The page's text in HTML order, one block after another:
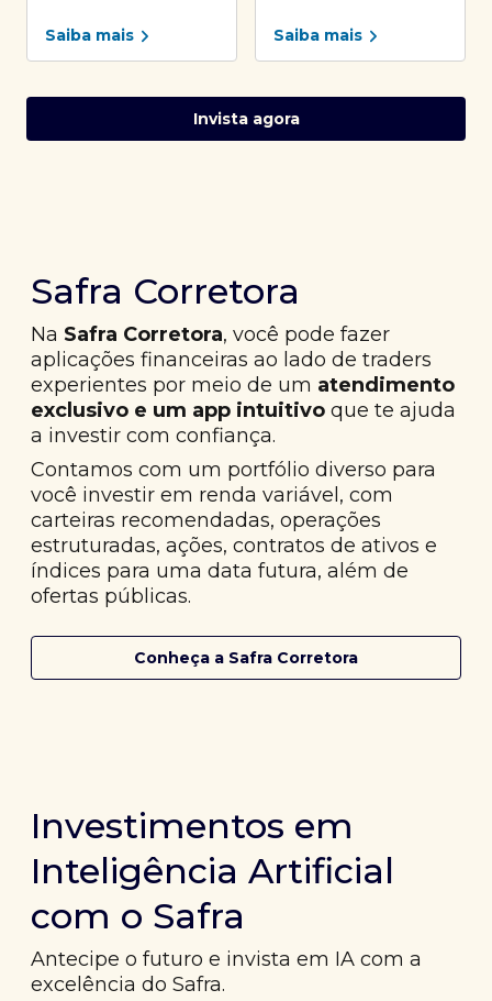
Saiba mais Saiba mais
Invista agora
Safra Corretora
Na Safra Corretora, você pode fazer
aplicações financeiras ao lado de traders
experientes por meio de um atendimento
exclusivo e um app intuitivo que te ajuda
a investir com confiança.
Contamos com um portfólio diverso para
você investir em renda variável, com
carteiras recomendadas, operações
estruturadas, ações, contratos de ativos e
índices para uma data futura, além de
ofertas públicas.
Conheça a Safra Corretora
Investimentos em
Inteligência Artificial
com o Safra
Antecipe o futuro e invista em IA com a
excelência do Safra.